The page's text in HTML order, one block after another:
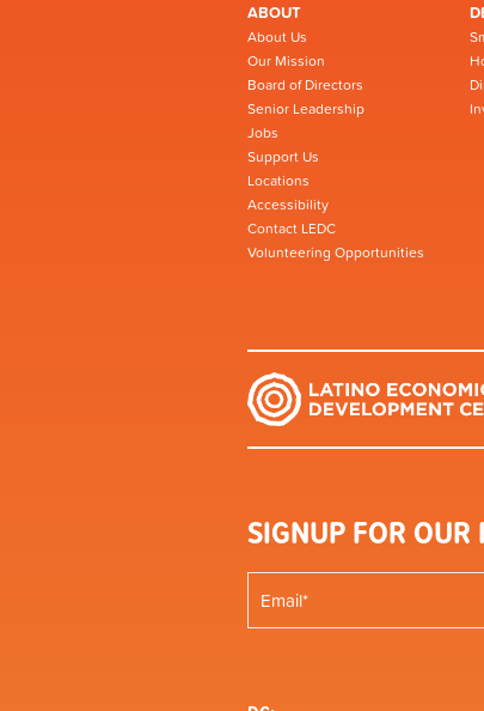
ABOUT
About Us
Our Mission
Board of Directors
Senior Leadership
Jobs
Support Us
Locations
Accessibility
Contact LEDC
Volunteering Opportunities
SIGNUP FOR OUR